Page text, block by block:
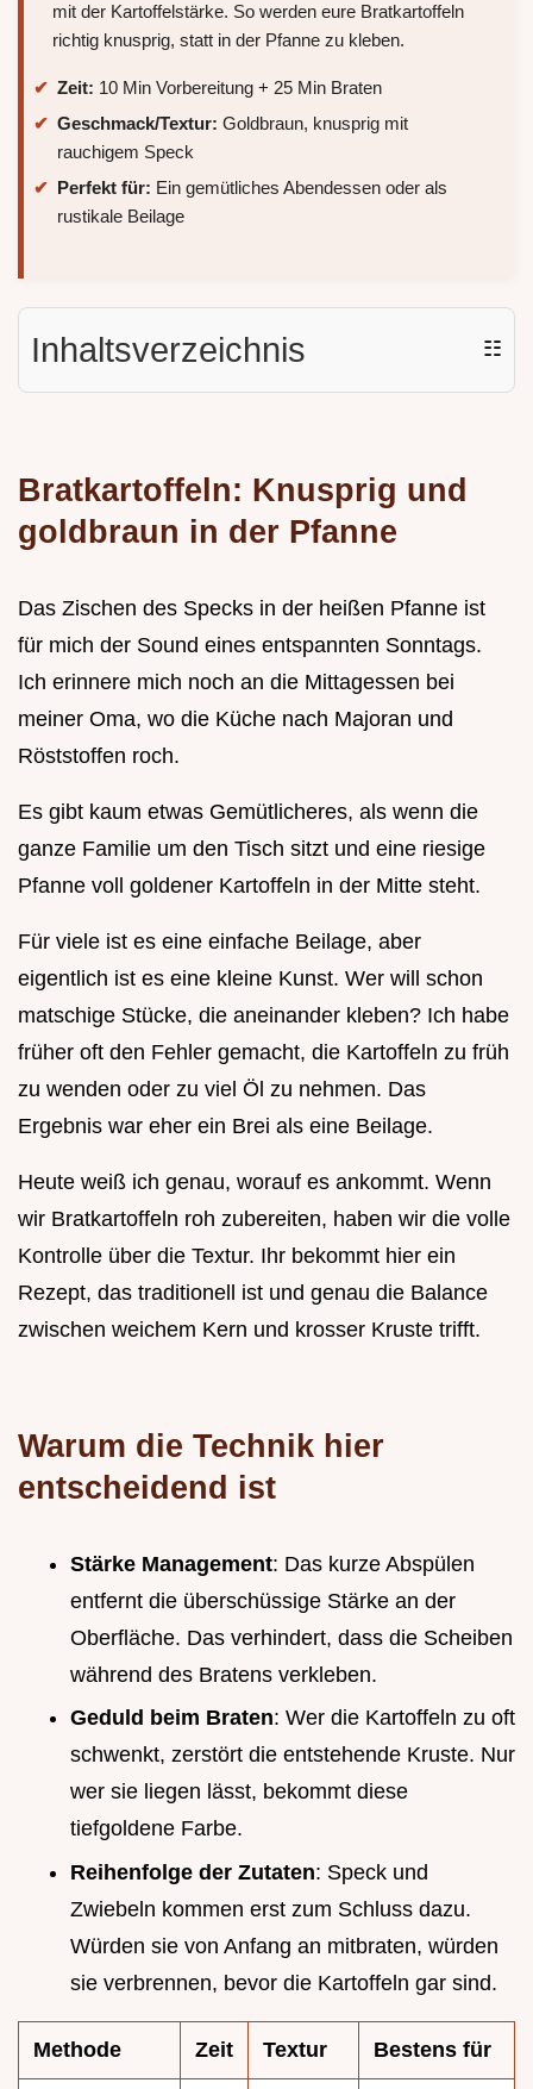
mit der Kartoffelstärke. So werden eure Bratkartoffeln
richtig knusprig, statt in der Pfanne zu kleben.
Zeit: 10 Min Vorbereitung + 25 Min Braten
Geschmack/Textur: Goldbraun, knusprig mit
rauchigem Speck
Perfekt für: Ein gemütliches Abendessen oder als
rustikale Beilage
Inhaltsverzeichnis ☷
Bratkartoffeln: Knusprig und
goldbraun in der Pfanne
Das Zischen des Specks in der heißen Pfanne ist
für mich der Sound eines entspannten Sonntags.
Ich erinnere mich noch an die Mittagessen bei
meiner Oma, wo die Küche nach Majoran und
Röststoffen roch.
Es gibt kaum etwas Gemütlicheres, als wenn die
ganze Familie um den Tisch sitzt und eine riesige
Pfanne voll goldener Kartoffeln in der Mitte steht.
Für viele ist es eine einfache Beilage, aber
eigentlich ist es eine kleine Kunst. Wer will schon
matschige Stücke, die aneinander kleben? Ich habe
früher oft den Fehler gemacht, die Kartoffeln zu früh
zu wenden oder zu viel Öl zu nehmen. Das
Ergebnis war eher ein Brei als eine Beilage.
Heute weiß ich genau, worauf es ankommt. Wenn
wir Bratkartoffeln roh zubereiten, haben wir die volle
Kontrolle über die Textur. Ihr bekommt hier ein
Rezept, das traditionell ist und genau die Balance
zwischen weichem Kern und krosser Kruste trifft.
Warum die Technik hier
entscheidend ist
Stärke Management: Das kurze Abspülen
entfernt die überschüssige Stärke an der
Oberfläche. Das verhindert, dass die Scheiben
während des Bratens verkleben.
Geduld beim Braten: Wer die Kartoffeln zu oft
schwenkt, zerstört die entstehende Kruste. Nur
wer sie liegen lässt, bekommt diese
tiefgoldene Farbe.
Reihenfolge der Zutaten: Speck und
Zwiebeln kommen erst zum Schluss dazu.
Würden sie von Anfang an mitbraten, würden
sie verbrennen, bevor die Kartoffeln gar sind.
Methode Zeit Textur Bestens für